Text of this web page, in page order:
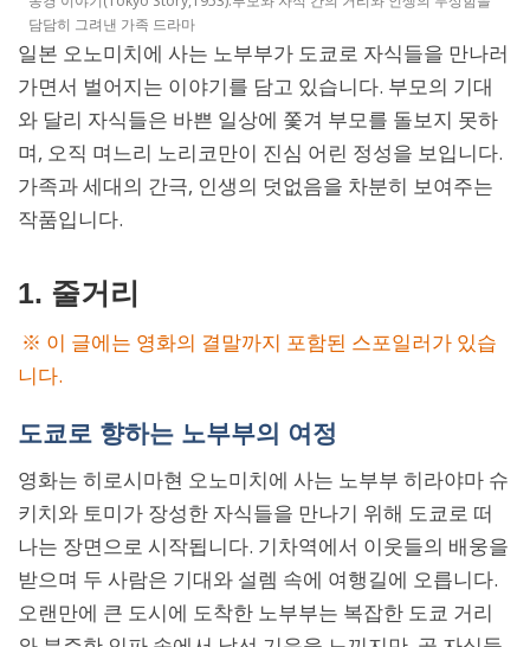
담담히 그려낸 가족 드라마
일본 오노미치에 사는 노부부가 도쿄로 자식들을 만나러
가면서 벌어지는 이야기를 담고 있습니다. 부모의 기대
와 달리 자식들은 바쁜 일상에 쫓겨 부모를 돌보지 못하
며, 오직 며느리 노리코만이 진심 어린 정성을 보입니다.
가족과 세대의 간극, 인생의 덧없음을 차분히 보여주는
작품입니다.
1. 줄거리
※ 이 글에는 영화의 결말까지 포함된 스포일러가 있습
니다.
도쿄로 향하는 노부부의 여정
영화는 히로시마현 오노미치에 사는 노부부 히라야마 슈
키치와 토미가 장성한 자식들을 만나기 위해 도쿄로 떠
나는 장면으로 시작됩니다. 기차역에서 이웃들의 배웅을
받으며 두 사람은 기대와 설렘 속에 여행길에 오릅니다.
오랜만에 큰 도시에 도착한 노부부는 복잡한 도쿄 거리